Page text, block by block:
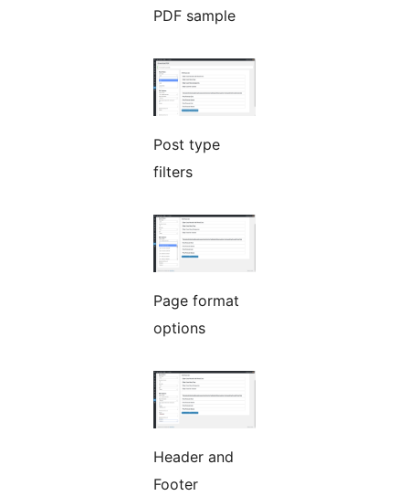
PDF sample
Post type
filters
Page format
options
Header and
Footer